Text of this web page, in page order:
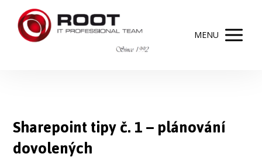
MENU
Sharepoint tipy č. 1 – plánování
dovolených